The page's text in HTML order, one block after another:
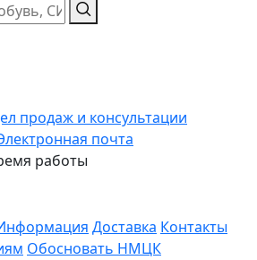
продаж и консультации
почта
работы
Доставка Контакты
Обосновать НМЦК